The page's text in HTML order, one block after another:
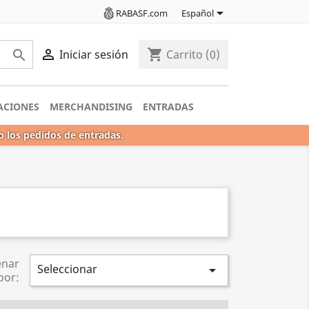
RABASF.com Español
  Iniciar sesión shopping_cart Carrito (0)
MERCHANDISING ENTRADAS
los pedidos de entradas.
Seleccionar 